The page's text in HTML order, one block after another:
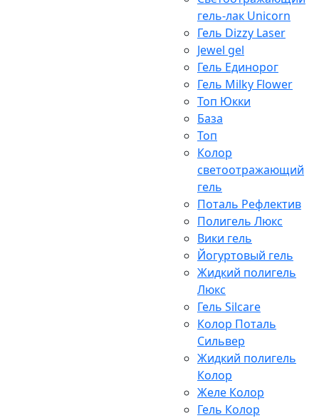
гель-лак Unicorn
Гель Dizzy Laser
Jewel gel
Гель Единорог
Гель Milky Flower
Топ Юкки
База
Топ
Колор
светоотражающий
гель
Поталь Рефлектив
Полигель Люкс
Вики гель
Йогуртовый гель
Жидкий полигель
Люкс
Гель Silcare
Колор Поталь
Сильвер
Жидкий полигель
Колор
Желе Колор
Гель Колор